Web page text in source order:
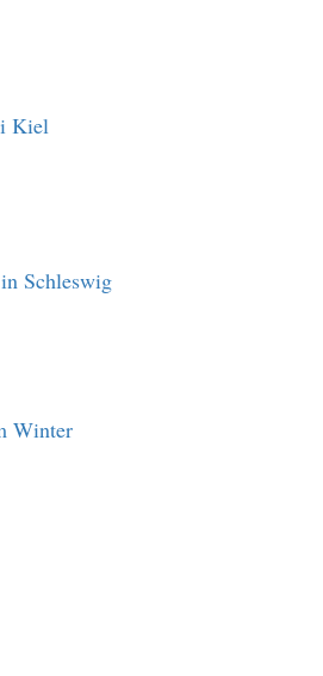
Kiel
Schleswig
Winter